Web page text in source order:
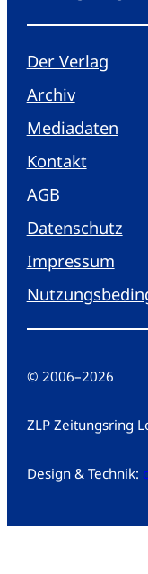
Der Verlag
Archiv
Mediadaten
Kontakt
AGB
Datenschutz
Impressum
© 2006–2026
ZLP Zeitungsring
Design & Technik: